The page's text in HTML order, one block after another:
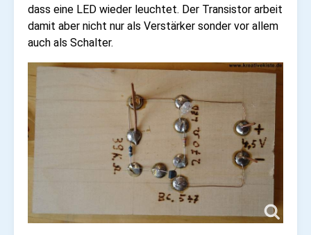
dass eine LED wieder leuchtet. Der Transistor arbeit
damit aber nicht nur als Verstärker sonder vor allem
auch als Schalter.